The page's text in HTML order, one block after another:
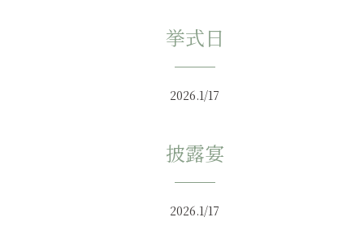
挙式日
2026.1/17
披露宴
2026.1/17